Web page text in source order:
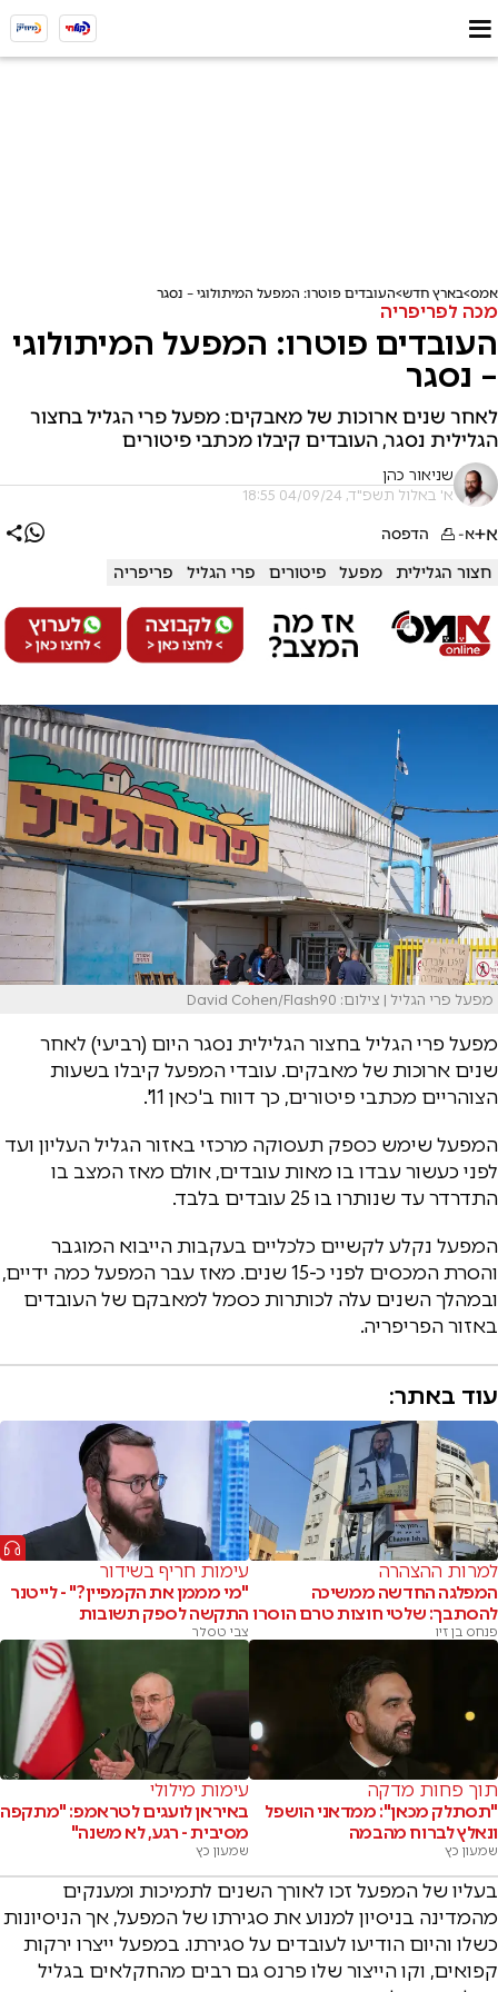
אמס בארץ חדש העובדים פוטרו: המפעל המיתולוגי – נסגר
מכה לפריפריה
העובדים פוטרו: המפעל המיתולוגי
– נסגר
לאחר שנים ארוכות של מאבקים: מפעל פרי הגליל בחצור
הגלילית נסגר, העובדים קיבלו מכתבי פיטורים
שניאור כהן
א' באלול תשפ"ד, 04/09/24 18:55
א+א- הדפסה
חצור הגלילית מפעל פיטורים פרי הגליל פריפריה
מפעל פרי הגליל | צילום: David Cohen/Flash90
מפעל פרי הגליל בחצור הגלילית נסגר היום (רביעי) לאחר
שנים ארוכות של מאבקים. עובדי המפעל קיבלו בשעות
הצוהריים מכתבי פיטורים, כך דווח ב'כאן 11'.
המפעל שימש כספק תעסוקה מרכזי באזור הגליל העליון ועד
לפני כעשור עבדו בו מאות עובדים, אולם מאז המצב בו
התדרדר עד שנותרו בו 25 עובדים בלבד.
המפעל נקלע לקשיים כלכליים בעקבות הייבוא המוגבר
והסרת המכסים לפני כ-15 שנים. מאז עבר המפעל כמה ידיים,
ובמהלך השנים עלה לכותרות כסמל למאבקם של העובדים
באזור הפריפריה.
עוד באתר:
למרות ההצהרה
המפלגה החדשה ממשיכה
להסתבך: שלטי חוצות טרם הוסרו
פנחס בן זיו
עימות חריף בשידור
"מי מממן את הקמפיין?" - לייטנר
התקשה לספק תשובות
צבי טסלר
תוך פחות מדקה
"תסתלק מכאן": ממדאני הושפל
ונאלץ לברוח מהבמה
שמעון כץ
עימות מילולי
באיראן לועגים לטראמפ: "מתקפה
מסיבית - רגע, לא משנה"
שמעון כץ
בעליו של המפעל זכו לאורך השנים לתמיכות ומענקים
מהמדינה בניסיון למנוע את סגירתו של המפעל, אך הניסיונות
כשלו והיום הודיעו לעובדים על סגירתו. במפעל ייצרו ירקות
קפואים, וקו הייצור שלו פרנס גם רבים מהחקלאים בגליל